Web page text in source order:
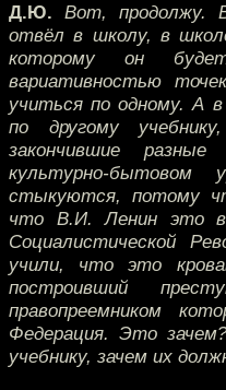
Д.Ю. Вот, продолжу.
отвёл в школу, в
которому он
вариативностью
учиться по одному. А
по другому
закончившие
культурно-бытовом
стыкуются, потому
что В.И. Ленин это
Социалистической
учили, что это
построивший
правопреемником
Федерация. Это
учебнику, зачем их